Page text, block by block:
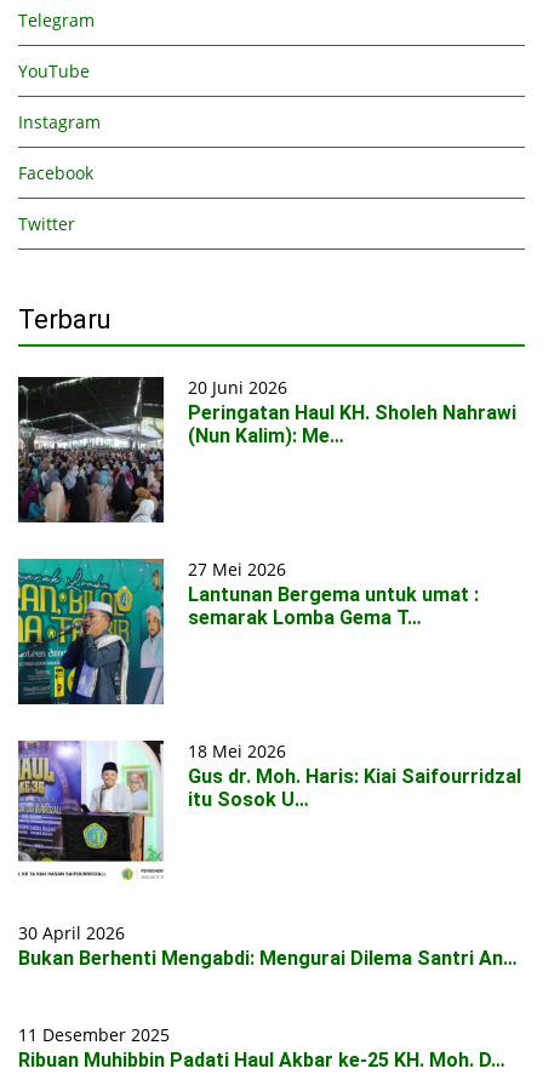
Telegram
YouTube
Instagram
Facebook
Twitter
Terbaru
20 Juni 2026
Peringatan Haul KH. Sholeh Nahrawi
(Nun Kalim): Me…
27 Mei 2026
Lantunan Bergema untuk umat :
semarak Lomba Gema T…
18 Mei 2026
Gus dr. Moh. Haris: Kiai Saifourridzal
itu Sosok U…
30 April 2026
Bukan Berhenti Mengabdi: Mengurai Dilema Santri An…
11 Desember 2025
Ribuan Muhibbin Padati Haul Akbar ke-25 KH. Moh. D…